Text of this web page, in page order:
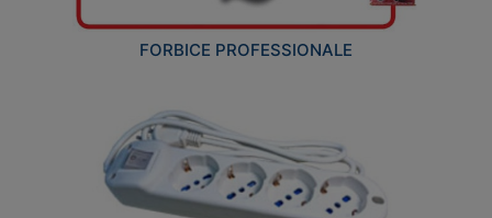
FORBICE PROFESSIONALE